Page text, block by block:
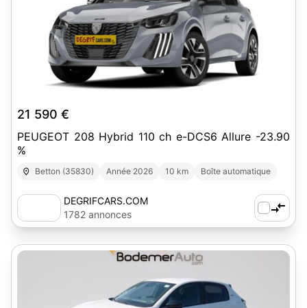
21 590 €
PEUGEOT 208 Hybrid 110 ch e-DCS6 Allure -23.90
%
Betton (35830) Année 2026 10 km Boîte automatique
DEGRIFCARS.COM
1782 annonces